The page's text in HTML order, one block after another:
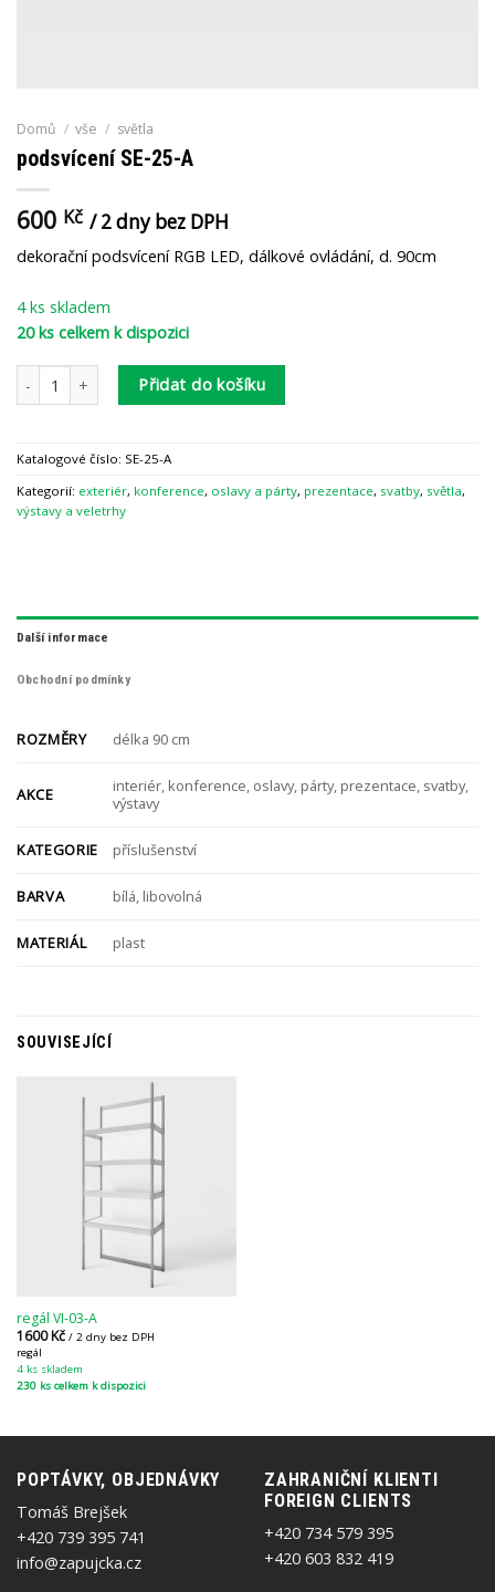
Domů / vše / světla
podsvícení SE-25-A
600 Kč / 2 dny bez DPH
dekorační podsvícení RGB LED, dálkové ovládání, d. 90cm
4 ks skladem
20 ks celkem k dispozici
podsvícení SE-25-A množstvíPřidat do košíku
Katalogové číslo: SE-25-A
Kategorií: exteriér, konference, oslavy a párty, prezentace, svatby, světla,
výstavy a veletrhy
Další informace
Obchodní podmínky
ROZMĚRY délka 90 cm
AKCE
interiér, konference, oslavy, párty, prezentace, svatby,
výstavy
KATEGORIE příslušenství
BARVA bílá, libovolná
MATERIÁL plast
SOUVISEJÍCÍ
regál VI-03-A
1600Kč / 2 dny bez DPH
regál
4 ks skladem
230 ks celkem k dispozici
POPTÁVKY, OBJEDNÁVKY
Tomáš Brejšek
+420 739 395 741
info@zapujcka.cz
ZAHRANIČNÍ KLIENTI
FOREIGN CLIENTS
+420 734 579 395
+420 603 832 419